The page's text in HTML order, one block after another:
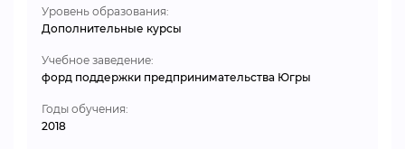
Уровень образования:
Дополнительные курсы
Учебное заведение:
форд поддержки предпринимательства Югры
Годы обучения:
2018